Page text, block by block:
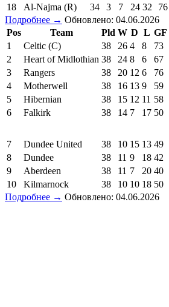
18
Al-Najma (R) 34 3 7 24 32 76
Подробнее → Обновлено: 04.06.2026
Pos
Team Pld W D L GF
1
Celtic (C) 38 26 4 8 73
2
Heart of Midlothian 38 24 8 6 67
3
Rangers 38 20 12 6 76
4
Motherwell 38 16 13 9 59
5
Hibernian 38 15 12 11 58
6
Falkirk 38 14 7 17 50
7 Dundee United 38 10 15 13 49
8
Dundee 38 11 9 18 42
9
Aberdeen 38 11 7 20 40
10
Kilmarnock 38 10 10 18 50
Подробнее → Обновлено: 04.06.2026